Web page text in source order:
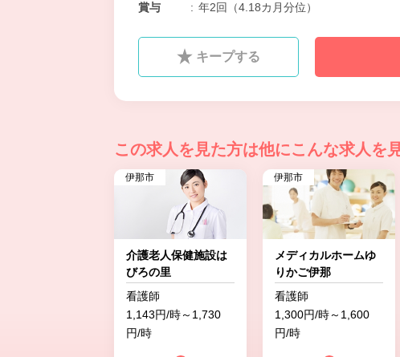
賞与
: 年2回（4.18カ月分位）
キープする
この求人を見た方は他にこんな求人を
伊那市
介護老人保健施設は
びろの里
看護師
1,143円/時～1,730
円/時
伊那市
メディカルホームゆ
りかご伊那
看護師
1,300円/時～1,600
円/時